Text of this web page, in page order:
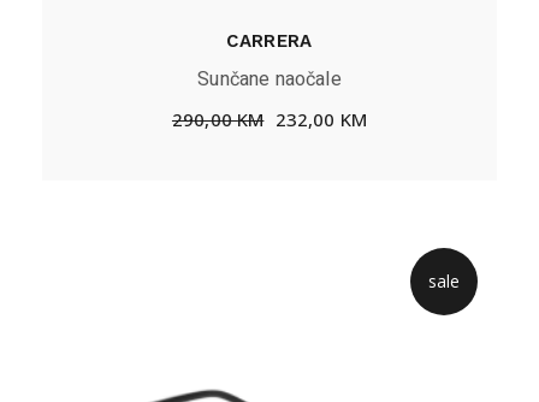
CARRERA
Sunčane naočale
290,00KM 232,00 KM
sale